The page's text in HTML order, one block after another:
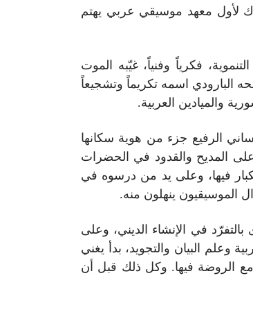
لأول معهد موسيقي عربي يهتم
فكرياً وفنياً، غيّبه الموت
البارودي اسمه تكريماً وتشجيعاً
والميادين العربية.
النشاط الإنساني الرفيع جزء من هوية سكانها
على المديح والقدود في الحضرات
فيها، وعلى يد من درسوه في
الموسيقيون ينهلون منه.
في الإنشاء الديني، وعلى
وعلم البيان والتجويد، بدأ يغني
الروضة فيها. وكل ذلك قبل أن